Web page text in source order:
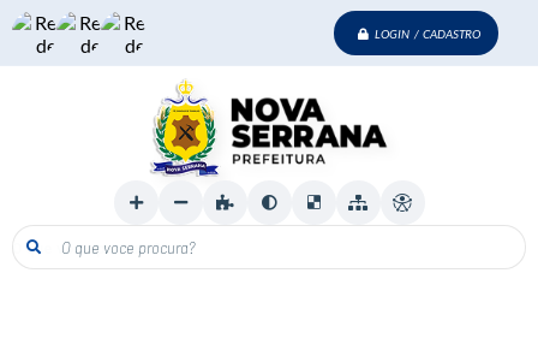
LOGIN / CADASTRO
O que voce procura?